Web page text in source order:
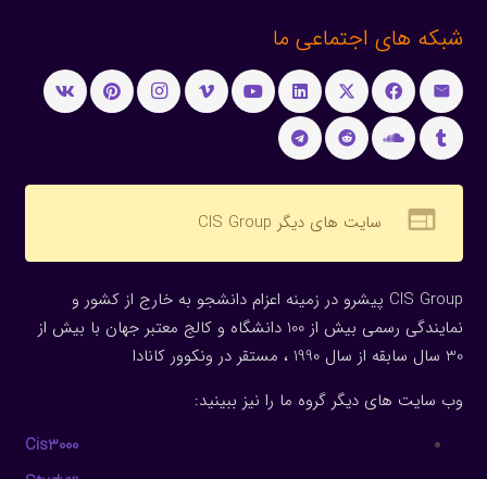
شبکه های اجتماعی ما
web سایت های دیگر CIS Group
CIS Group پیشرو در زمینه اعزام دانشجو به خارج از کشور و
نمایندگی رسمی بیش از 100 دانشگاه و کالج معتبر جهان با بیش از
30 سال سابقه از سال 1990 ، مستقر در ونکوور کانادا
وب سایت های دیگر گروه ما را نیز ببینید:
Cis3000